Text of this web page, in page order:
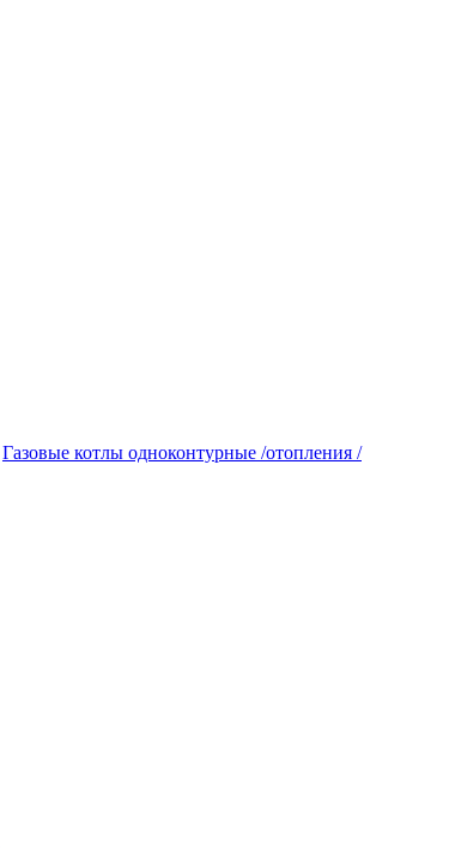
Газовые котлы одноконтурные /отопления /